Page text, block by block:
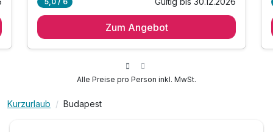
2 x reichhaltiges Frühstück vom Buffet
inkl. Nutzung des Fitnessbereiches
Zum Angebot
Alle Preise pro Person inkl. MwSt.
Kurzurlaub Budapest